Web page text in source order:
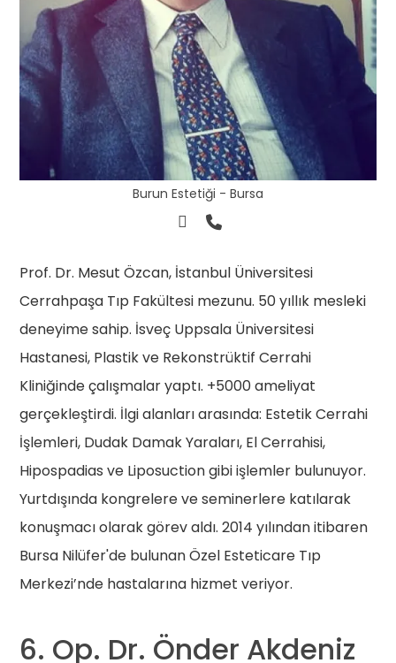
Burun Estetiği - Bursa
Prof. Dr. Mesut Özcan, İstanbul Üniversitesi
Cerrahpaşa Tıp Fakültesi mezunu. 50 yıllık mesleki
deneyime sahip. İsveç Uppsala Üniversitesi
Hastanesi, Plastik ve Rekonstrüktif Cerrahi
Kliniğinde çalışmalar yaptı. +5000 ameliyat
gerçekleştirdi. İlgi alanları arasında: Estetik Cerrahi
İşlemleri, Dudak Damak Yaraları, El Cerrahisi,
Hipospadias ve Liposuction gibi işlemler bulunuyor.
Yurtdışında kongrelere ve seminerlere katılarak
konuşmacı olarak görev aldı. 2014 yılından itibaren
Bursa Nilüfer'de bulunan Özel Esteticare Tıp
Merkezi’nde hastalarına hizmet veriyor.
6. Op. Dr. Önder Akdeniz